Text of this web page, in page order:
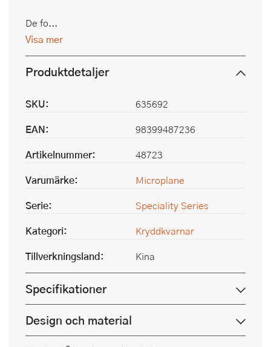
De fo...
Visa mer
Produktdetaljer
SKU:
635692
EAN:
98399487236
Artikelnummer:
48723
Varumärke:
Microplane
Serie:
Speciality Series
Kategori:
Kryddkvarnar
Tillverkningsland:
Kina
Specifikationer
Design och material